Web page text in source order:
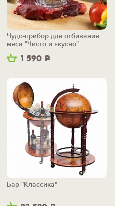
1 590 Р
Чудо-прибор для отбивания
мяса "Чисто и вкусно"
Бар "Классика"